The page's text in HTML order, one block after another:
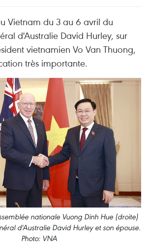
Vietnam du 3 au 6 avril du
d'Australie David Hurley, sur
vietnamien Vo Van Thuong,
très importante.
nationale Vuong Dinh Hue (droite)
d'Australie David Hurley et son épouse.
Photo: VNA